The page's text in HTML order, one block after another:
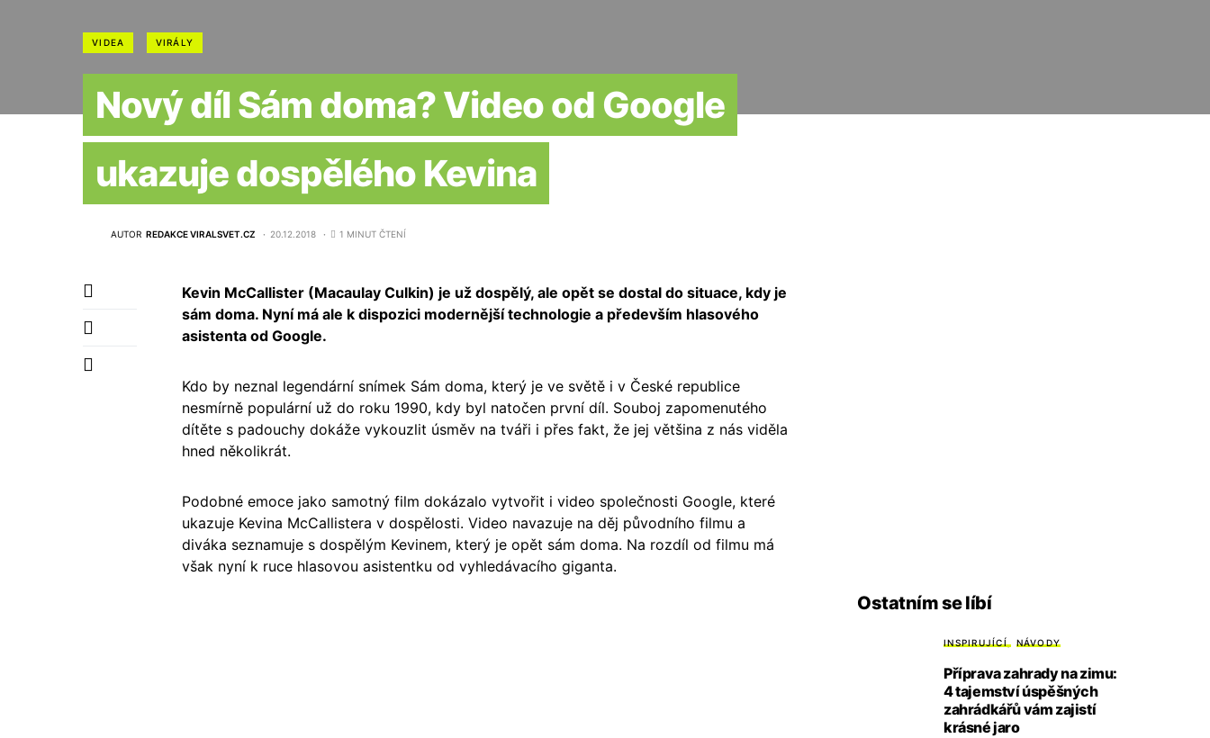
VIDEA VIRÁLY
Nový díl Sám doma? Video od Google
ukazuje dospělého Kevina
AUTOR REDAKCE VIRALSVET.CZ 20.12.2018 1 MINUT ČTENÍ
Kevin McCallister (Macaulay Culkin) je už dospělý, ale opět se dostal do situace, kdy je
sám doma. Nyní má ale k dispozici modernější technologie a především hlasového
asistenta od Google.
Kdo by neznal legendární snímek Sám doma, který je ve světě i v České republice
nesmírně populární už do roku 1990, kdy byl natočen první díl. Souboj zapomenutého
dítěte s padouchy dokáže vykouzlit úsměv na tváři i přes fakt, že jej většina z nás viděla
hned několikrát.
Podobné emoce jako samotný film dokázalo vytvořit i video společnosti Google, které
ukazuje Kevina McCallistera v dospělosti. Video navazuje na děj původního filmu a
diváka seznamuje s dospělým Kevinem, který je opět sám doma. Na rozdíl od filmu má
však nyní k ruce hlasovou asistentku od vyhledávacího giganta.
Ostatním se líbí
INSPIRUJÍCÍ NÁVODY
Příprava zahrady na zimu:
4 tajemství úspěšných
zahrádkářů vám zajistí
krásné jaro